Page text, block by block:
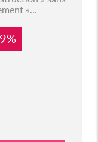
«...